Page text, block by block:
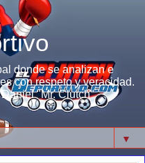
donde se analizan e
con respeto y veracidad.
"Mr. Clutch"
▼